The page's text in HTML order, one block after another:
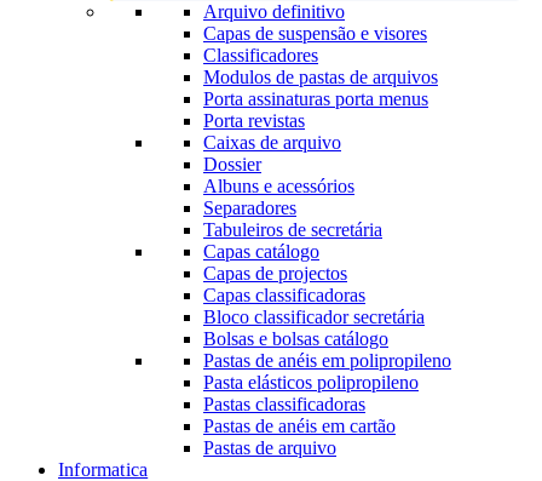
Arquivo definitivo
Capas de suspensão e visores
Classificadores
Modulos de pastas de arquivos
Porta assinaturas porta menus
Porta revistas
Caixas de arquivo
Dossier
Albuns e acessórios
Separadores
Tabuleiros de secretária
Capas catálogo
Capas de projectos
Capas classificadoras
Bloco classificador secretária
Bolsas e bolsas catálogo
Pastas de anéis em polipropileno
Pasta elásticos polipropileno
Pastas classificadoras
Pastas de anéis em cartão
Pastas de arquivo
Informatica